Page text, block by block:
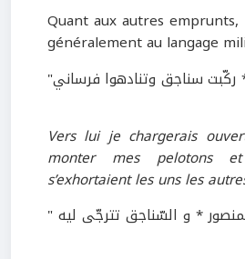
Quant aux autres
généralement au langage
ركّبت سناجق وتنادهوا فرساني"
Vers lui je chargerais
monter mes pelotons
s’exhortaient les uns les
* و السّناجق تترجّى ليه "